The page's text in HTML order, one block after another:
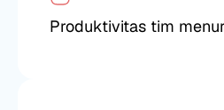
Produktivitas tim